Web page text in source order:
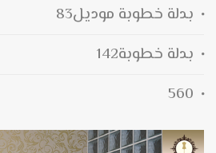
بدلة خطوبة موديل83
بدلة خطوبة142
560